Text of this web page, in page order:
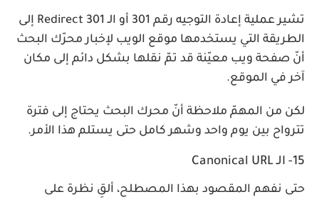
تشير عملية إعادة التوجيه رقم 301 أو الـ Redirect 301 إلى
الطريقة التي يستخدمها موقع الويب لإخبار محرّك البحث
أنّ صفحة ويب معيّنة قد تمّ نقلها بشكل دائم إلى مكان
آخر في الموقع.
لكن من المهمّ ملاحظة أنّ محرك البحث يحتاج إلى فترة
تترواح بين يوم واحد وشهر كامل حتى يستلم هذا الأمر.
15- الـ Canonical URL
حتى نفهم المقصود بهذا المصطلح، ألقِ نظرة على